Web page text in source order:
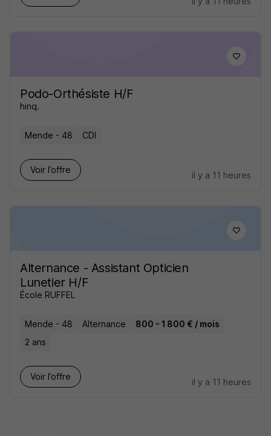
Podo-Orthésiste H/F
hinq.
Mende - 48 CDI
Voir l’offre
il y a 11 heures
Alternance - Assistant Opticien
Lunetier H/F
École RUFFEL
Mende - 48 Alternance
800 - 1 800 € / mois
2 ans
Voir l’offre
il y a 11 heures